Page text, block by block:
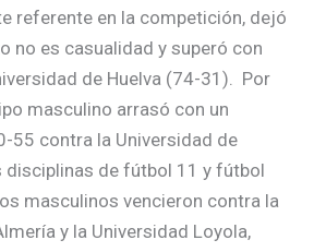
referente en la competición, dejó
no es casualidad y superó con
de Huelva (74-31). Por
masculino arrasó con un
55 contra la Universidad de
disciplinas de fútbol 11 y fútbol
masculinos vencieron contra la
y la Universidad Loyola,